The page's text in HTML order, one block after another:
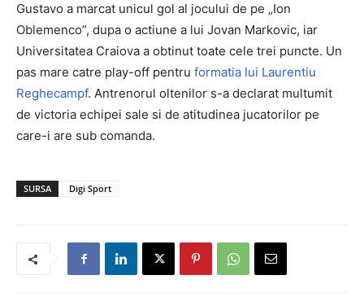
Gustavo a marcat unicul gol al jocului de pe „Ion
Oblemenco”, dupa o actiune a lui Jovan Markovic, iar
Universitatea Craiova a obtinut toate cele trei puncte. Un
pas mare catre play-off pentru formatia lui Laurentiu
Reghecampf. Antrenorul oltenilor s-a declarat multumit
de victoria echipei sale si de atitudinea jucatorilor pe
care-i are sub comanda.
SURSA Digi Sport